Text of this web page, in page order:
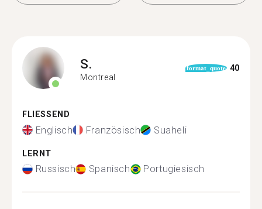
S.
Montreal
format_quote 40
FLIESSEND
Englisch Französisch Suaheli
LERNT
Russisch Spanisch Portugiesisch